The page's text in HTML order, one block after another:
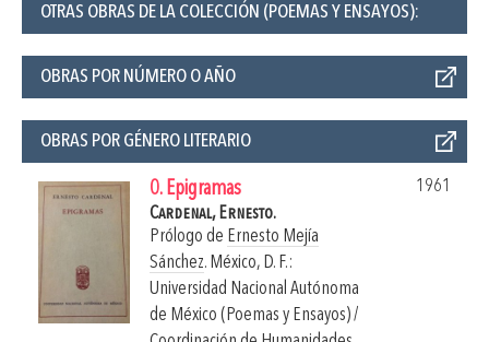
OTRAS OBRAS DE LA COLECCIÓN (POEMAS Y ENSAYOS):
OBRAS POR NÚMERO O AÑO
OBRAS POR GÉNERO LITERARIO
0. Epigramas
1961
Cardenal, Ernesto.
Prólogo de Ernesto Mejía
Sánchez. México, D. F.:
Universidad Nacional Autónoma
de México (Poemas y Ensayos) /